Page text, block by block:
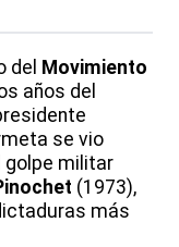
del Movimiento
años del
se vio
golpe militar
(1973),
más